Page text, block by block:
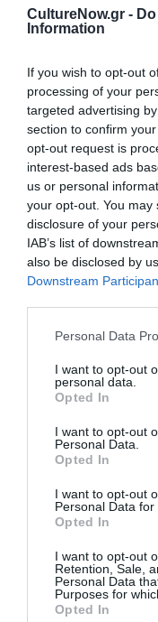
CultureNow.gr -
Information
If you wish to opt-out
processing of your
targeted advertising
section to confirm
opt-out request is
interest-based ads
us or personal
your opt-out. You
disclosure of your
IAB’s list of
also be disclosed by
Downstream
Personal Data
I want to opt-out
personal data.
Opted In
I want to opt-out
Personal Data.
Opted In
I want to opt-out
Personal Data for
Opted In
I want to opt-out
Retention, Sale,
Personal Data
Purposes for
Opted In
Οι αγαπημένοι
αντιμέτωποι
νικήσουν τη
απειλεί την ίδια
υπερασπιστών του.
Εικαστικά
Έκθεση της
«Λαμπρό τοπίο
(09/05/26)
Η έκθεση «Λαμπρό
μία σειρά από
πρωταγωνιστεί και
πλάσματα από το
από τον Γιάννη
a.antonopoulou.art
Με συνέπεια στη
εκθέσεις που θίγουν
διοργανώνει μια
Γροιλανδία, έναν
γεωπολιτικές